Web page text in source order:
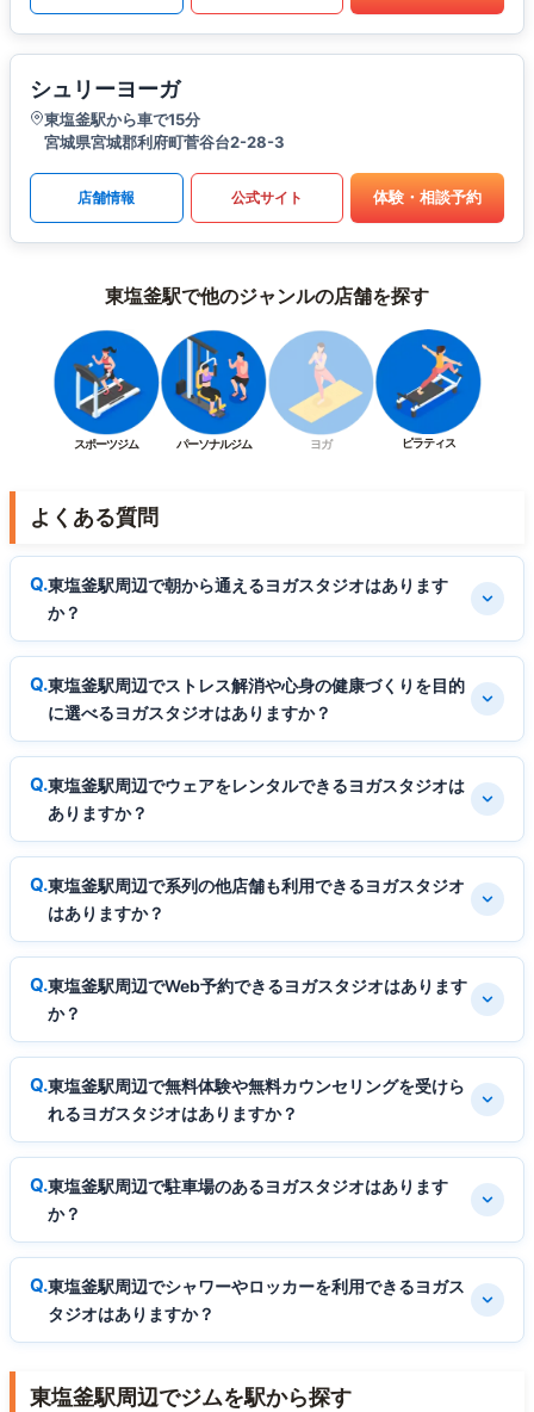
シュリーヨーガ
東塩釜駅から車で15分
宮城県宮城郡利府町菅谷台2-28-3
店舗情報 公式サイト 体験・相談予約
東塩釜駅で他のジャンルの店舗を探す
スポーツジム パーソナルジム ヨガ ピラティス
よくある質問
東塩釜駅周辺で朝から通えるヨガスタジオはあります
か？
東塩釜駅周辺でストレス解消や心身の健康づくりを目的
に選べるヨガスタジオはありますか？
東塩釜駅周辺でウェアをレンタルできるヨガスタジオは
ありますか？
東塩釜駅周辺で系列の他店舗も利用できるヨガスタジオ
はありますか？
東塩釜駅周辺でWeb予約できるヨガスタジオはあります
か？
東塩釜駅周辺で無料体験や無料カウンセリングを受けら
れるヨガスタジオはありますか？
東塩釜駅周辺で駐車場のあるヨガスタジオはあります
か？
東塩釜駅周辺でシャワーやロッカーを利用できるヨガス
タジオはありますか？
東塩釜駅周辺でジムを駅から探す